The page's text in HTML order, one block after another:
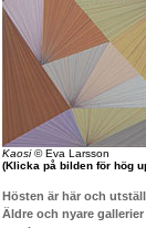
Kaosi© Eva Larsson
(Klicka på bilden för hög
Hösten är här och
Äldre och nyare